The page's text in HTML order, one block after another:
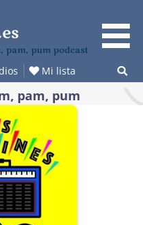
pam, pum podcast
Mi lista
pam, pum